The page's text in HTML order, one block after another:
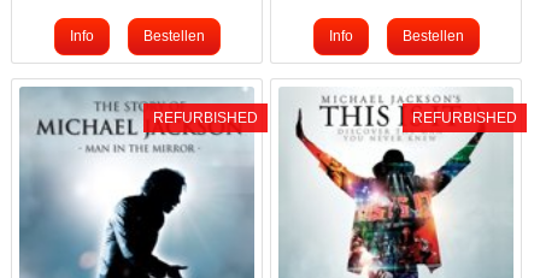
REFURBISHED REFURBISHED